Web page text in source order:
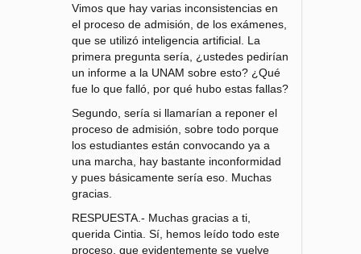
Vimos que hay varias inconsistencias en
el proceso de admisión, de los exámenes,
que se utilizó inteligencia artificial. La
primera pregunta sería, ¿ustedes pedirían
un informe a la UNAM sobre esto? ¿Qué
fue lo que falló, por qué hubo estas fallas?
Segundo, sería si llamarían a reponer el
proceso de admisión, sobre todo porque
los estudiantes están convocando ya a
una marcha, hay bastante inconformidad
y pues básicamente sería eso. Muchas
gracias.
RESPUESTA.- Muchas gracias a ti,
querida Cintia. Sí, hemos leído todo este
proceso, que evidentemente se vuelve